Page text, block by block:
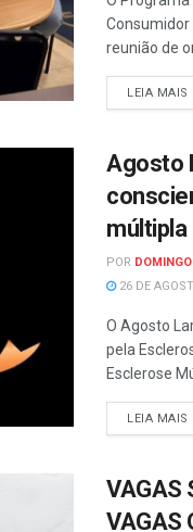
reunião de
LEIA MAIS
Agosto
múltipla
POR
26 DE
O Agosto
pela
Esclerose
LEIA MAIS
VAGAS
VAGAS